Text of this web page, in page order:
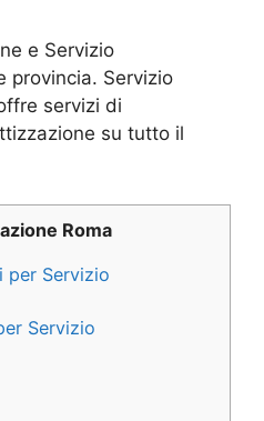
e Servizio
provincia. Servizio
servizi di
su tutto il
Roma
per Servizio
Servizio